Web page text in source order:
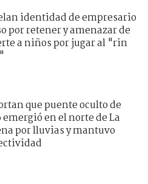
identidad de empresario
por retener y amenazar de
a niños por jugar al "rin
que puente oculto de
emergió en el norte de La
por lluvias y mantuvo